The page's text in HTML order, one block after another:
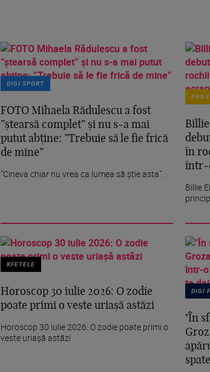
DIGI SPORT
FOTO Mihaela Rădulescu a fost
”ștearsă complet” și nu s-a mai
putut abține: ”Trebuie să le fie frică
de mine”
”Cineva chiar nu vrea ca lumea să știe asta”.
PRO
în
într-
Billie
KFETELE
Horoscop 30 iulie 2026: O zodie
poate primi o veste uriașă astăzi
Horoscop 30 iulie 2026: O zodie poate primi o
veste uriașă astăzi
DIGI
"În